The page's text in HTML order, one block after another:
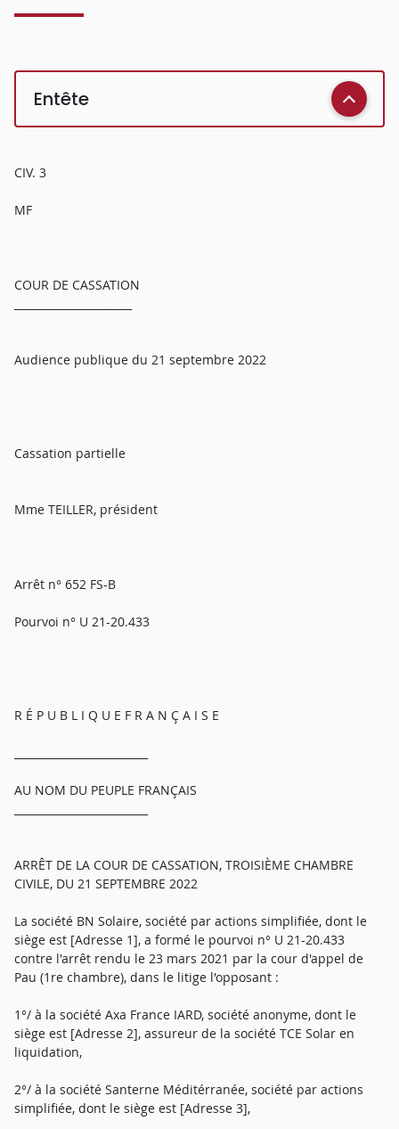
Entête
CIV. 3
MF
COUR DE CASSATION
Audience publique du 21 septembre 2022
Cassation partielle
Mme TEILLER, président
Arrêt n° 652 FS-B
Pourvoi n° U 21-20.433
R É P U B L I Q U E F R A N Ç A I S E
AU NOM DU PEUPLE FRANÇAIS
ARRÊT DE LA COUR DE CASSATION, TROISIÈME CHAMBRE
CIVILE, DU 21 SEPTEMBRE 2022
La société BN Solaire, société par actions simplifiée, dont le
siège est [Adresse 1], a formé le pourvoi n° U 21-20.433
contre l'arrêt rendu le 23 mars 2021 par la cour d'appel de
Pau (1re chambre), dans le litige l'opposant :
1°/ à la société Axa France IARD, société anonyme, dont le
siège est [Adresse 2], assureur de la société TCE Solar en
liquidation,
2°/ à la société Santerne Méditérranée, société par actions
simplifiée, dont le siège est [Adresse 3],